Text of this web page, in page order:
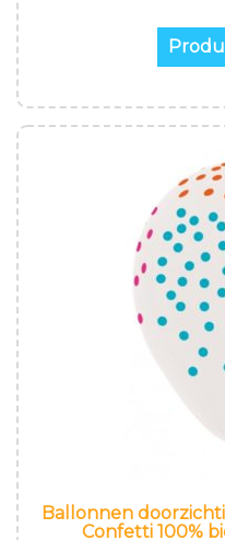
Ballonnen
Confetti 100%